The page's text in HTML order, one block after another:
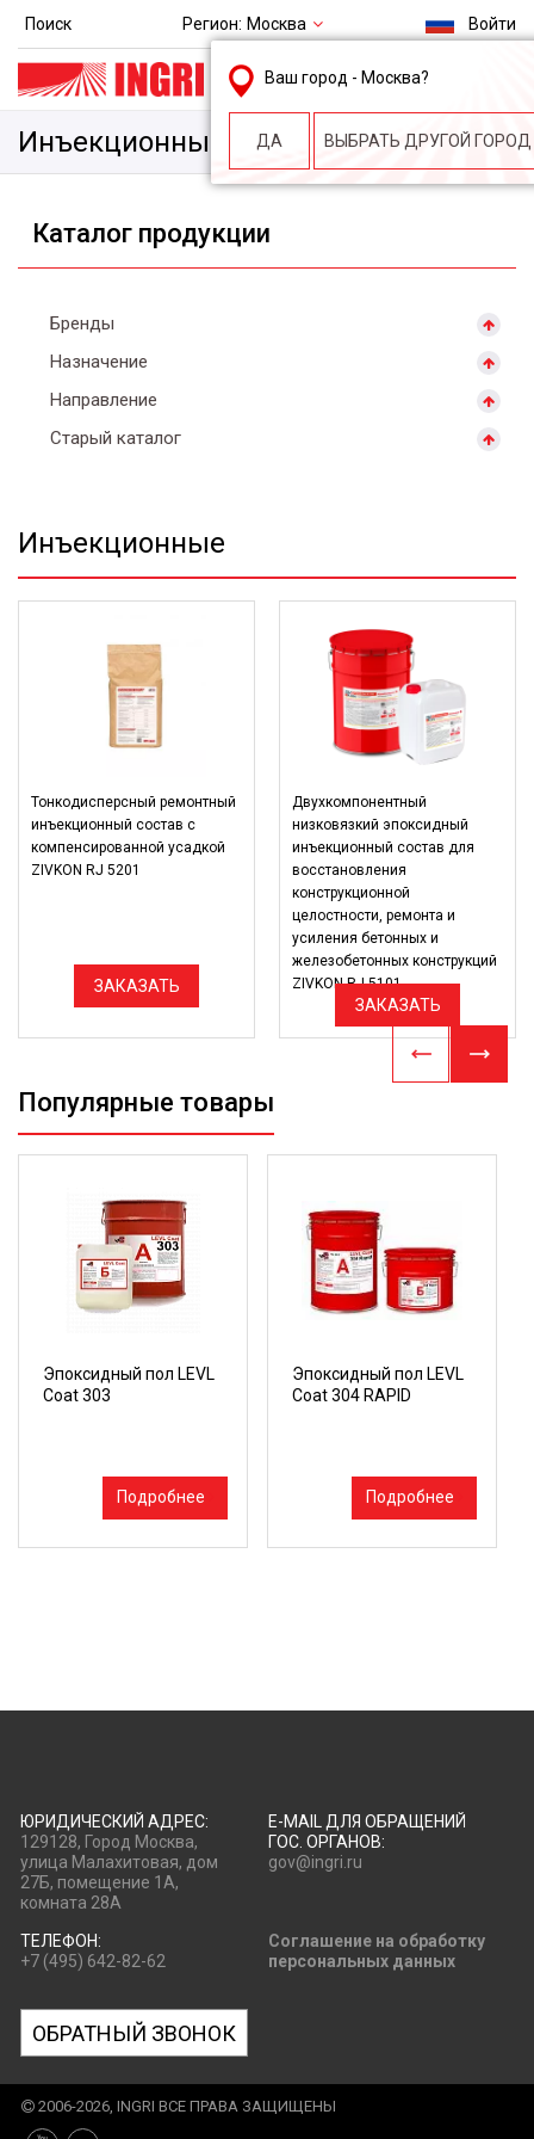
Поиск Регион: Москва
Ваш город - Москва?
ДА ВЫБРАТЬ ДРУГОЙ ГОРОД
Войти
msk@ingri.ru
пн. – пт.: 9.00-18.00
Инъекционные
Каталог продукции
Бренды
Назначение
Направление
Старый каталог
Инъекционные
Тонкодисперсный ремонтный
инъекционный состав с
компенсированной усадкой
ZIVKON RJ 5201
ЗАКАЗАТЬ
Двухкомпонентный
низковязкий эпоксидный
инъекционный состав для
восстановления
конструкционной
целостности, ремонта и
усиления бетонных и
железобетонных конструкций
ZIVKON RJ 5101
ЗАКАЗАТЬ
Популярные товары
Эпоксидный пол LEVL
Coat 303
Подробнее
Эпоксидный пол LEVL
Coat 304 RAPID
Подробнее
ЮРИДИЧЕСКИЙ АДРЕС:
129128, Город Москва,
улица Малахитовая, дом
27Б, помещение 1А,
комната 28А
E-MAIL ДЛЯ ОБРАЩЕНИЙ
ГОС. ОРГАНОВ:
gov@ingri.ru
ТЕЛЕФОН:
+7 (495) 642-82-62
Соглашение на обработку
персональных данных
ОБРАТНЫЙ ЗВОНОК
2006-2026, INGRI ВСЕ ПРАВА ЗАЩИЩЕНЫ